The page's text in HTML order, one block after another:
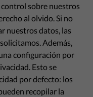
sobre nuestros
al olvido. Si no
nuestros datos, las
Además,
configuración por
Esto se
por defecto: los
recopilar la